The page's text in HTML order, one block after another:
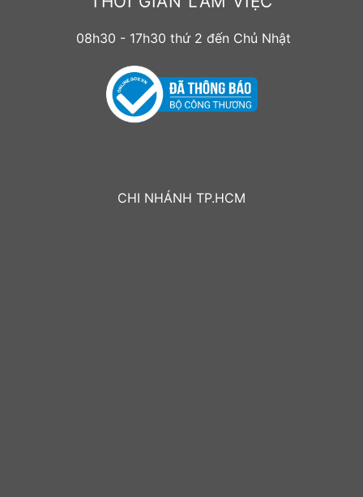
08h30 - 17h30 thứ 2 đến Chủ Nhật
CHI NHÁNH TP.HCM